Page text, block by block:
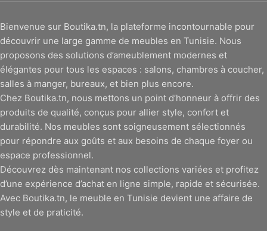
Bienvenue sur Boutika.tn, la plateforme incontournable pour
découvrir une large gamme de meubles en Tunisie. Nous
proposons des solutions d’ameublement modernes et
élégantes pour tous les espaces : salons, chambres à coucher,
salles à manger, bureaux, et bien plus encore.
Chez Boutika.tn, nous mettons un point d’honneur à offrir des
produits de qualité, conçus pour allier style, confort et
durabilité. Nos meubles sont soigneusement sélectionnés
pour répondre aux goûts et aux besoins de chaque foyer ou
espace professionnel.
Découvrez dès maintenant nos collections variées et profitez
d’une expérience d’achat en ligne simple, rapide et sécurisée.
Avec Boutika.tn, le meuble en Tunisie devient une affaire de
style et de praticité.